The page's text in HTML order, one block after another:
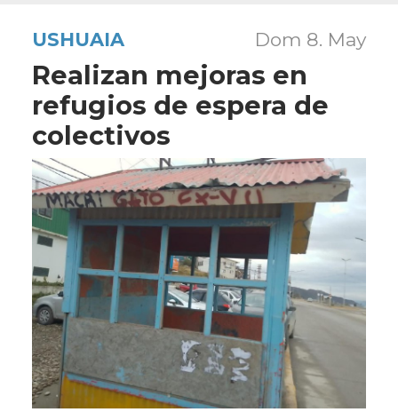
USHUAIA Dom 8. May
Realizan mejoras en
refugios de espera de
colectivos